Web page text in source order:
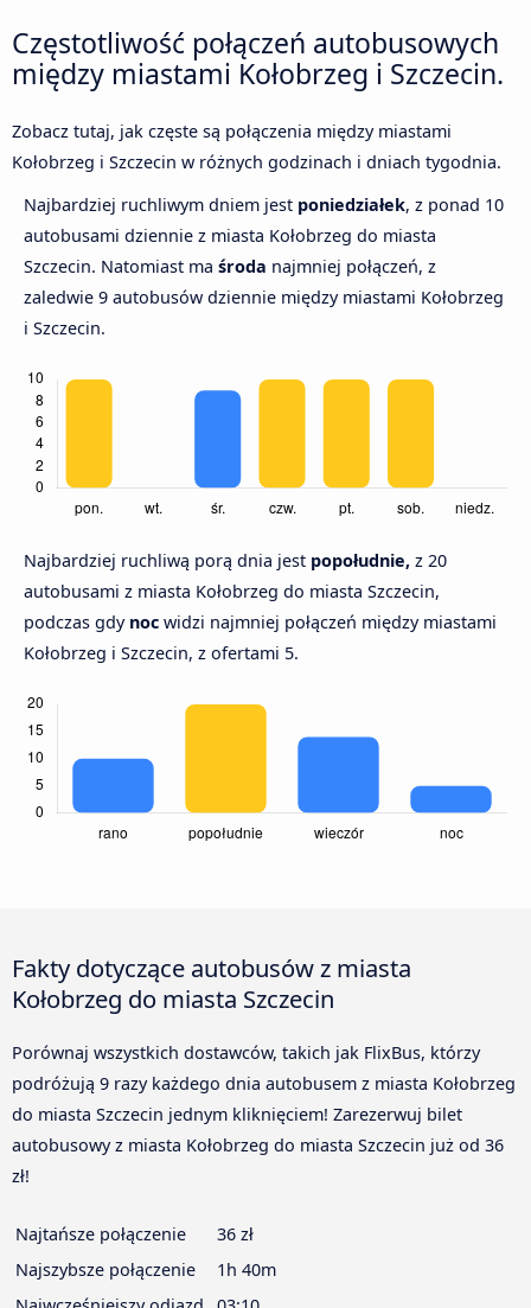
Częstotliwość połączeń autobusowych
między miastami Kołobrzeg i Szczecin.
Zobacz tutaj, jak częste są połączenia między miastami
Kołobrzeg i Szczecin w różnych godzinach i dniach tygodnia.
Najbardziej ruchliwym dniem jest poniedziałek, z ponad 10
autobusami dziennie z miasta Kołobrzeg do miasta
Szczecin. Natomiast ma środa najmniej połączeń, z
zaledwie 9 autobusów dziennie między miastami Kołobrzeg
i Szczecin.
Najbardziej ruchliwą porą dnia jest popołudnie, z 20
autobusami z miasta Kołobrzeg do miasta Szczecin,
podczas gdy noc widzi najmniej połączeń między miastami
Kołobrzeg i Szczecin, z ofertami 5.
Fakty dotyczące autobusów z miasta
Kołobrzeg do miasta Szczecin
Porównaj wszystkich dostawców, takich jak FlixBus, którzy
podróżują 9 razy każdego dnia autobusem z miasta Kołobrzeg
do miasta Szczecin jednym kliknięciem! Zarezerwuj bilet
autobusowy z miasta Kołobrzeg do miasta Szczecin już od 36
zł!
Najtańsze połączenie
36 zł
Najszybsze połączenie
1h 40m